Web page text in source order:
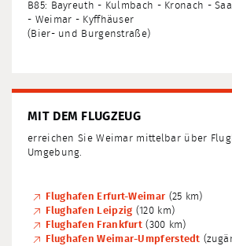
B85: Bayreuth - Kulmbach - Kronach -
- Weimar - Kyffhäuser
(Bier- und Burgenstraße)
MIT DEM FLUGZEUG
erreichen Sie Weimar mittelbar über
Umgebung.
Flughafen Erfurt-Weimar (25 km)
Flughafen Leipzig (120 km)
Flughafen Frankfurt (300 km)
Flughafen Weimar-Umpferstedt